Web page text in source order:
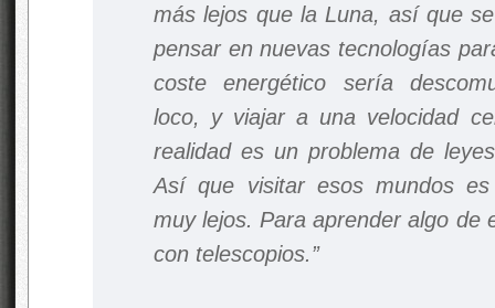
más lejos que la Luna, así que
pensar en nuevas tecnologías
coste energético sería
loco, y viajar a una velocidad
realidad es un problema de
Así que visitar esos mundos
muy lejos. Para aprender algo de
con telescopios.”